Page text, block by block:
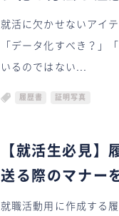
就活に欠かせないアイ
「データ化すべき？」
いるのではない...
履歴書 証明写真
【就活生必見】
送る際のマナー
就職活動用に作成する